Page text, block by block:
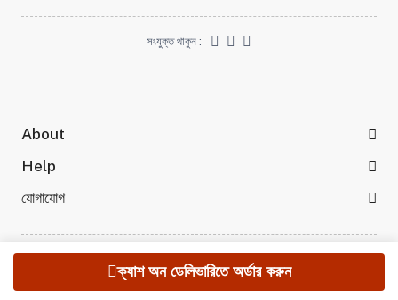
ক্যাশ অন ডেলিভারিতে অর্ডার করুন
সংযুক্ত থাকুন :
About
Help
যোগাযোগ
© 2025 KrishnaMela.com All rights reserved